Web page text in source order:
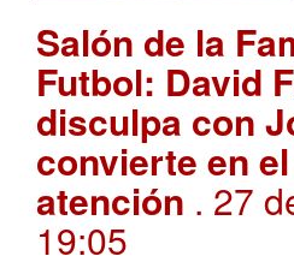
Salón de la
Futbol: David
disculpa con
convierte en
atención . 27
19:05